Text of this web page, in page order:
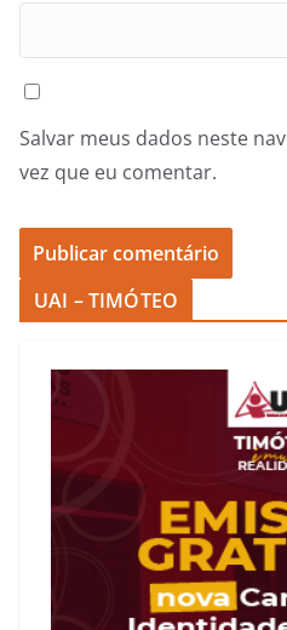
Salvar meus dados neste
vez que eu comentar.
UAI – TIMÓTEO